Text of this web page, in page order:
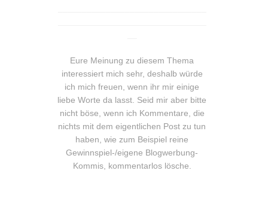
Eure Meinung zu diesem Thema
interessiert mich sehr, deshalb würde
ich mich freuen, wenn ihr mir einige
liebe Worte da lasst. Seid mir aber bitte
nicht böse, wenn ich Kommentare, die
nichts mit dem eigentlichen Post zu tun
haben, wie zum Beispiel reine
Gewinnspiel-/eigene Blogwerbung-
Kommis, kommentarlos lösche.